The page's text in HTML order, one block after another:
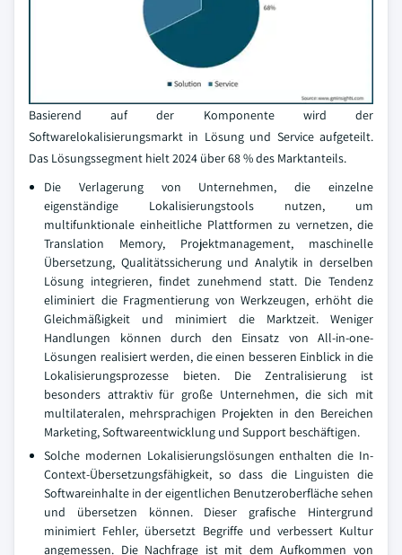
Basierend auf der Komponente wird der
Softwarelokalisierungsmarkt in Lösung und Service aufgeteilt.
Das Lösungssegment hielt 2024 über 68 % des Marktanteils.
Die Verlagerung von Unternehmen, die einzelne
eigenständige Lokalisierungstools nutzen, um
multifunktionale einheitliche Plattformen zu vernetzen, die
Translation Memory, Projektmanagement, maschinelle
Übersetzung, Qualitätssicherung und Analytik in derselben
Lösung integrieren, findet zunehmend statt. Die Tendenz
eliminiert die Fragmentierung von Werkzeugen, erhöht die
Gleichmäßigkeit und minimiert die Marktzeit. Weniger
Handlungen können durch den Einsatz von All-in-one-
Lösungen realisiert werden, die einen besseren Einblick in die
Lokalisierungsprozesse bieten. Die Zentralisierung ist
besonders attraktiv für große Unternehmen, die sich mit
multilateralen, mehrsprachigen Projekten in den Bereichen
Marketing, Softwareentwicklung und Support beschäftigen.
Solche modernen Lokalisierungslösungen enthalten die In-
Context-Übersetzungsfähigkeit, so dass die Linguisten die
Softwareinhalte in der eigentlichen Benutzeroberfläche sehen
und übersetzen können. Dieser grafische Hintergrund
minimiert Fehler, übersetzt Begriffe und verbessert Kultur
angemessen. Die Nachfrage ist mit dem Aufkommen von